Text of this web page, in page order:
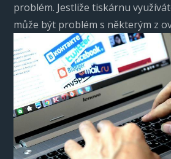
problém. Jestliže tiskárnu
může být problém s některým z